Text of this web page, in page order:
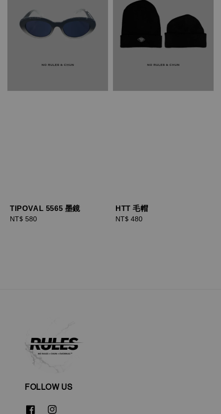
TIPOVAL 5565 墨鏡
Regular
NT$ 580
HTT 毛帽
Regular
NT$ 480
FOLLOW US